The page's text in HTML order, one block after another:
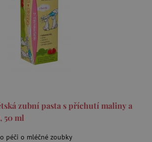
zubní pasta s příchutí maliny a
50 ml
péči o mléčné zoubky